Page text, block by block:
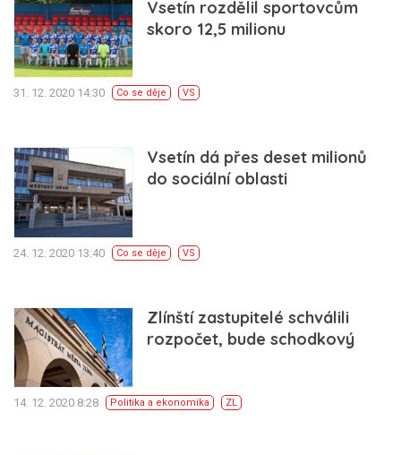
Vsetín rozdělil sportovcům
skoro 12,5 milionu
31. 12. 2020 14:30 Co se děje VS
Vsetín dá přes deset milionů
do sociální oblasti
24. 12. 2020 13:40 Co se děje VS
Zlínští zastupitelé schválili
rozpočet, bude schodkový
14. 12. 2020 8:28 Politika a ekonomika ZL